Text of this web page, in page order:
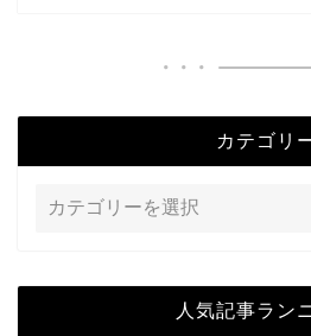
カテゴリ
人気記事ラン